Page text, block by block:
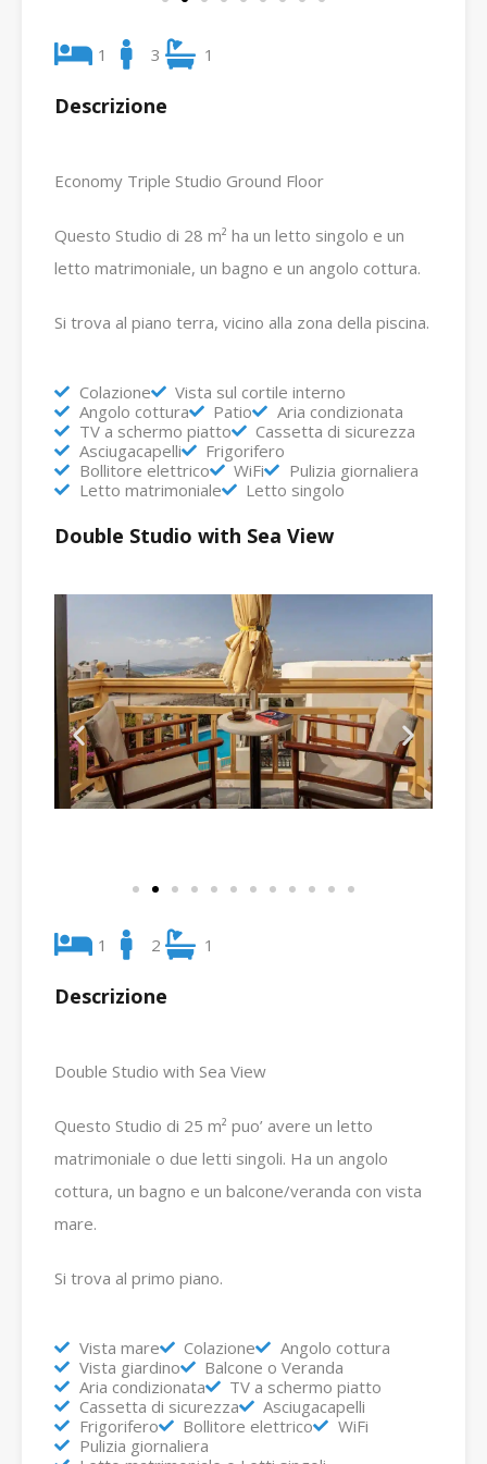
1 3 1
Descrizione
Economy Triple Studio Ground Floor
Questo Studio di 28 m² ha un letto singolo e un
letto matrimoniale, un bagno e un angolo cottura.
Si trova al piano terra, vicino alla zona della piscina.
Colazione
Vista sul cortile interno
Angolo cottura
Patio
Aria condizionata
TV a schermo piatto
Cassetta di sicurezza
Asciugacapelli
Frigorifero
Bollitore elettrico
WiFi
Pulizia giornaliera
Letto matrimoniale
Letto singolo
Double Studio with Sea View
1 2 1
Descrizione
Double Studio with Sea View
Questo Studio di 25 m² puo’ avere un letto
matrimoniale o due letti singoli. Ha un angolo
cottura, un bagno e un balcone/veranda con vista
mare.
Si trova al primo piano.
Vista mare Colazione
Angolo cottura
Vista giardino
Balcone o Veranda
Aria condizionata
TV a schermo piatto
Cassetta di sicurezza
Asciugacapelli
Frigorifero
Bollitore elettrico
WiFi
Pulizia giornaliera